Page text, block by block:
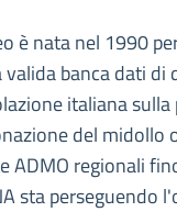
è nata nel 1990
banca dati
italiana
del midollo
ADMO regionali
sta perseguendo